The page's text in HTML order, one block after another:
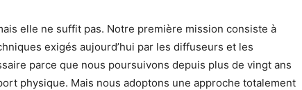
elle ne suffit pas. Notre première mission consiste à
exigés aujourd’hui par les diffuseurs et les
parce que nous poursuivons depuis plus de vingt ans
physique. Mais nous adoptons une approche totalement